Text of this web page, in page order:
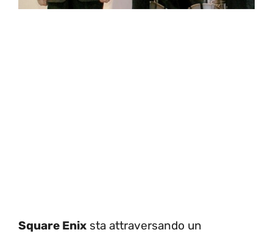
Square Enix sta attraversando un